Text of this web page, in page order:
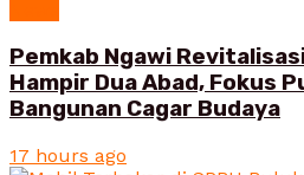
Pemkab Ngawi
Hampir Dua Abad, Fokus
Bangunan Cagar Budaya
17 hours ago